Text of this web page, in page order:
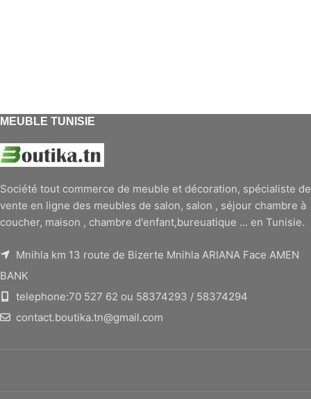
MEUBLE TUNISIE
Société tout commerce de meuble et décoration, spécialiste de
vente en ligne des meubles de salon, salon , séjour chambre à
coucher, maison , chambre d'enfant,bureuatique ... en Tunisie.
Mnihla km 13 route de Bizerte Mnihla ARIANA Face AMEN
BANK
telephone:70 527 62 ou 58374293 / 58374294
contact.boutika.tn@gmail.com